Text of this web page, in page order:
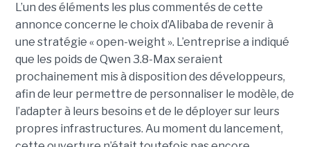
L’un des éléments les plus commentés de cette
annonce concerne le choix d’Alibaba de revenir à
une stratégie « open-weight ». L’entreprise a indiqué
que les poids de Qwen 3.8-Max seraient
prochainement mis à disposition des développeurs,
afin de leur permettre de personnaliser le modèle, de
l’adapter à leurs besoins et de le déployer sur leurs
propres infrastructures. Au moment du lancement,